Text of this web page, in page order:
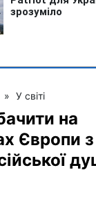
» У світі
на
Європи